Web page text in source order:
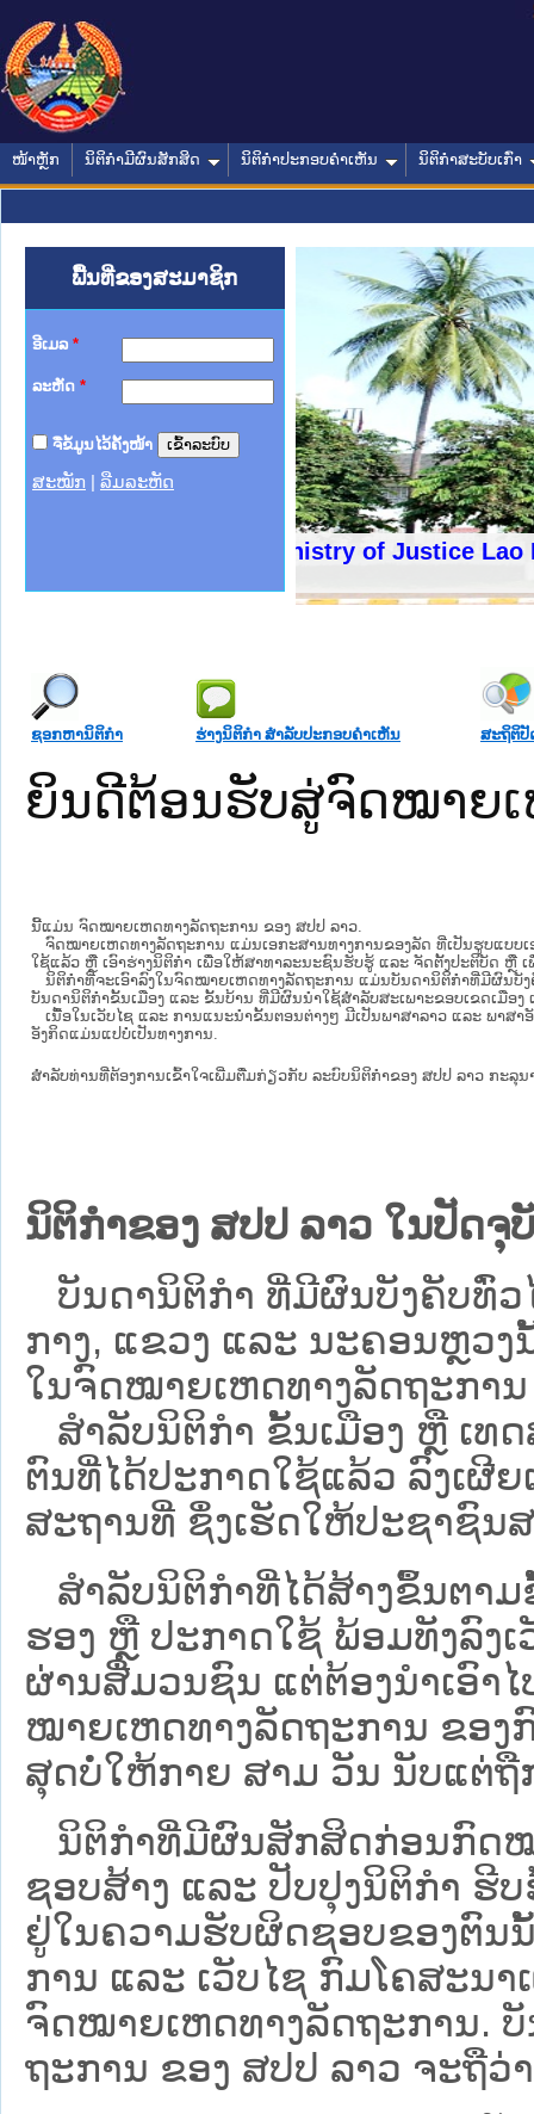
ໜ້າຫຼັກ ນິຕິກໍາມີຜົນສັກສິດ ນິຕິກໍາປະກອບຄໍາເຫັນ ນິຕິກໍາສະບັບເກົ່າ
ພື້ນທີ່ຂອງສະມາຊິກ
ອີເມລ *
ລະຫັດ *
ຈື່ຂໍ້ມູນໄວ້ຄັ້ງໜ້າ
ສະໝັກ ລືມລະຫັດ
Ministry of Justice Lao PDR
ຊາຊົນ ພາກເໜືອ
ການ
ກາງ
ກໃຕ້
ນຕຳຫຼວດປະຊາຊົນ
ສັນຕິບານປະຊາຊົນ
ກເໜືອ
ຊາຊົນ ພາກກາງ
ຊອກຫານິຕິກໍາ ຮ່າງນິຕິກໍາ ສໍາລັບປະກອບຄໍາເຫັນ ສະຖິຕິປັ
ຍິນດີຕ້ອນຮັບສູ່ຈົດໝາຍເ
ນີ້ແມ່ນ ຈົດໝາຍເຫດທາງລັດຖະການ ຂອງ ສປປ ລາວ.
ຈົດໝາຍເຫດທາງລັດຖະການ ແມ່ນ​ເອ​ກະ​ສານ​ທາງ​ການ​ຂອງ​ລັດ ທີ່​ເປັນ​ຮູບ​ແບບ​
ໃຊ້ແລ້ວ ຫຼື ເອົາຮ່າງນິຕິກໍາ ເພື່ອໃຫ້​ສາ​ທາ​ລະ​ນະ​ຊົນ​ຮັບ​ຮູ້ ແລະ ຈັດ​ຕັ້ງ​ປະ​ຕິ​ບັດ ຫຼື
ນິ​ຕິ​ກຳ​ທີ່​ຈະ​ເອົາ​ລົງ​ໃນ​ຈົດ​ໝາຍ​ເຫດ​ທາງ​ລັດ​ຖະ​ການ ​ແມ່ນ​ບັນ​ດາ​ນິ​ຕິ​ກຳ​ທີ່​ມີ​ຜົນ​ບັ
ບັນ​ດານິ​ຕິ​ກຳ​ຂັ້ນ​ເມືອງ ແລະ ຂັ້ນ​ບ້ານ ​ທີ່​ມີ​ຜົນ​ນຳ​ໃຊ້​ສຳ​ລັບ​ສະ​ເພາະ​ຂອບ​ເຂດ​ເມືອງ
ເນື້ອໃນ​ເວັບ​ໄຊ​ ແລະ ການແນະນໍາຂັ້ນຕອນຕ່າງໆ ມີເປັນພາສາລາວ ແລະ ພາສ
ອັງກິດແມ່ນແປບໍ່ເປັນທາງການ.
ສໍາລັບທ່ານທີ່ຕ້ອງການເຂົ້າໃຈເພີ່ມຕື່ມກ່ຽວກັບ ລະບົບນິຕິກຳຂອງ ສປປ ລາວ ກະລຸນ
ນິຕິກຳຂອງ ສປປ ລາວ ໃນປັດ
ບັນດານິຕິກໍາ ທີ່ມີຜົນບັງຄັບທົ່
ກາງ, ແຂວງ ແລະ ນະຄອນຫຼວ
ໃນຈົດໝາຍເຫດທາງລັດຖະການ
ສຳລັບນິ​ຕິ​ກຳ ຂັ້ນເມືອງ ຫຼື ເທ
ຕົນທີ່ໄດ້ປະກາດໃຊ້ແລ້ວ ລົງ​ເຜີ
ສະຖານທີ່ ຊຶ່ງເຮັດໃຫ້ປະຊາຊົນສ
ສໍາລັບນິຕິກໍາທີ່ໄດ້ສ້າງຂຶ້ນຕາ
ຮອງ ຫຼື ປະກາດໃຊ້ ພ້ອມທັງລົງ
ຜ່ານສື່ມວນຊົນ ແຕ່ຕ້ອງນໍາເອົາ
ໝາຍ​ເຫດ​ທາງ​ລັດ​ຖະ​ການ​ ຂອ
ສຸດບໍ່ໃຫ້ກາຍ ສາມ ວັນ ນັບແຕ່ຖື
ນິ​ຕິ​ກຳ​ທີ່​ມີ​ຜົນ​ສັກ​ສິດ​ກ່ອນ​ກົດ​ໝ
ຊອບ​ສ້າງ ແລະ ປັບ​ປຸງນິ​ຕິ​ກຳ ຮີ
ຢູ່ໃນຄວາມຮັບຜິດຊອບຂອງຕົນ
ການ ແລະ ເວັບໄຊ​ ກົມໂຄສະນ
ຈົດໝາຍເຫດທາງລັດຖະການ.
ຖະ​ການ ຂອງ ສປ​ປ ລາວ ​ຈະຖື​